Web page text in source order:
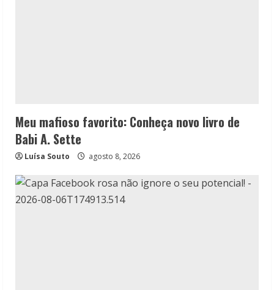
Meu mafioso favorito: Conheça novo livro de
Babi A. Sette
Luísa Souto agosto 8, 2026